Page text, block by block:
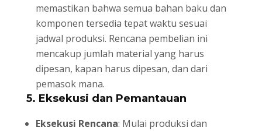
memastikan bahwa semua bahan baku dan
komponen tersedia tepat waktu sesuai
jadwal produksi. Rencana pembelian ini
mencakup jumlah material yang harus
dipesan, kapan harus dipesan, dan dari
pemasok mana.
5. Eksekusi dan Pemantauan
Eksekusi Rencana: Mulai produksi dan